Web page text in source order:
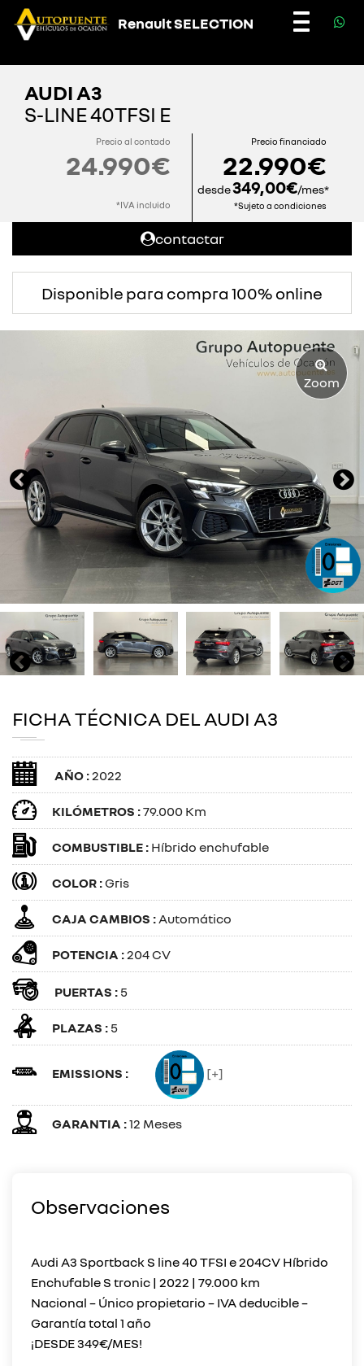
Renault SELECTION
Toggle
AUDI A3
S-LINE 40TFSI E
Precio al contado
24.990€
*IVA incluido
Precio financiado
22.990€
desde349,00€/mes*
*Sujeto a condiciones
contactar
Disponible para compra 100% online
Zoom
FICHA TÉCNICA DEL AUDI A3
AÑO :2022
KILÓMETROS :79.000 Km
COMBUSTIBLE : Híbrido enchufable
COLOR :Gris
CAJA CAMBIOS :Automático
POTENCIA :204 CV
PUERTAS : 5
PLAZAS : 5
EMISSIONS : [+]
GARANTIA :12 Meses
Observaciones
Audi A3 Sportback S line 40 TFSI e 204CV Híbrido
Enchufable S tronic | 2022 | 79.000 km
Nacional – Único propietario – IVA deducible –
Garantía total 1 año
¡DESDE 349€/MES!